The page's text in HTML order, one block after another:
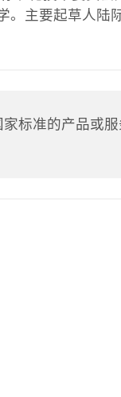
。主要起草人陆
标准的产品或